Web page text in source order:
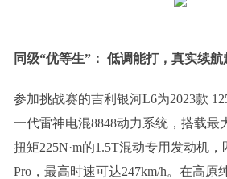
同级“优等生”： 低调能打，真实续航
参加挑战赛的吉利银河L6为2023款
一代雷神电混8848动力系统，搭载最
扭矩225N·m的1.5T混动专用发动机
Pro，最高时速可达247km/h。在高原